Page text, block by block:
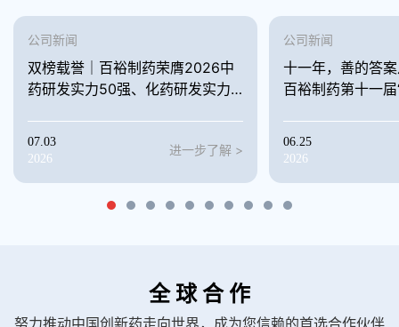
公司新闻
双榜载誉｜百裕制药荣膺2026中
药研发实力50强、化药研发实力
07.03
2026
进一步了解 >
公司新闻
十一年，善的答
百裕制药第十一
06.25
2026
全 球 合 作
努力推动中国创新药走向世界，成为您信赖的首选合作伙伴